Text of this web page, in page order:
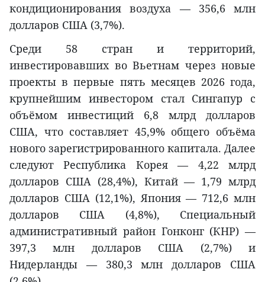
кондиционирования воздуха — 356,6 млн
долларов США (3,7%).
Среди 58 стран и территорий,
инвестировавших во Вьетнам через новые
проекты в первые пять месяцев 2026 года,
крупнейшим инвестором стал Сингапур с
объёмом инвестиций 6,8 млрд долларов
США, что составляет 45,9% общего объёма
нового зарегистрированного капитала. Далее
следуют Республика Корея — 4,22 млрд
долларов США (28,4%), Китай — 1,79 млрд
долларов США (12,1%), Япония — 712,6 млн
долларов США (4,8%), Специальный
административный район Гонконг (КНР) —
397,3 млн долларов США (2,7%) и
Нидерланды — 380,3 млн долларов США